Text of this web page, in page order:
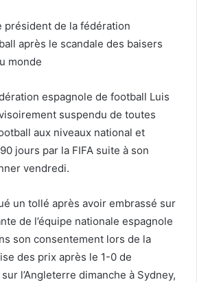
président de la fédération
après le scandale des baisers
monde
espagnole de football Luis
suspendu de toutes
aux niveaux national et
jours par la FIFA suite à son
vendredi.
un tollé après avoir embrassé sur
de l’équipe nationale espagnole
son consentement lors de la
des prix après le 1-0 de
l’Angleterre dimanche à Sydney,